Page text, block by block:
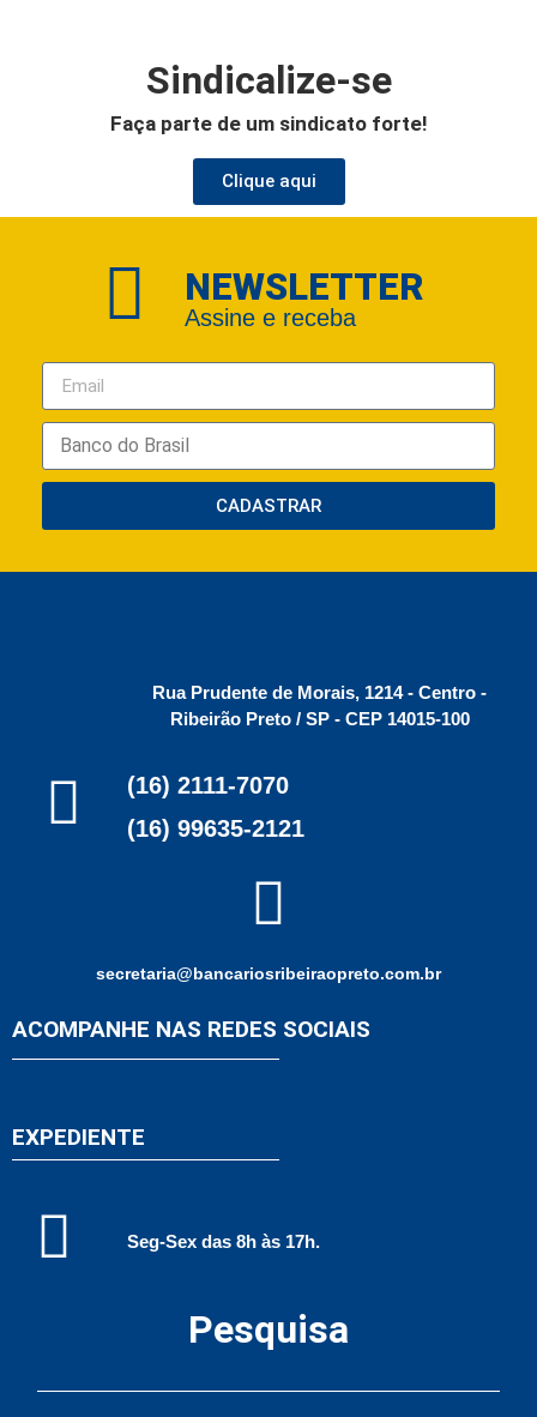
Sindicalize-se
Faça parte de um sindicato forte!
Clique aqui
NEWSLETTER
Assine e receba
CADASTRAR
Rua Prudente de Morais, 1214 - Centro -
Ribeirão Preto / SP - CEP 14015-100
(16) 2111-7070
(16) 99635-2121
secretaria@bancariosribeiraopreto.com.br
ACOMPANHE NAS REDES SOCIAIS
EXPEDIENTE
Seg-Sex das 8h às 17h.
Pesquisa